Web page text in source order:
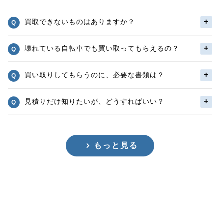
買取できないものはありますか？
壊れている自転車でも買い取ってもらえるの？
買い取りしてもらうのに、必要な書類は？
見積りだけ知りたいが、どうすればいい？
もっと見る